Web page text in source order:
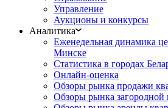
Управление
Аукционы и конкурсы
Аналитика
Еженедельная динамика
Минске
Статистика в городах
Онлайн-оценка
Обзоры рынка продажи
Обзоры рынка